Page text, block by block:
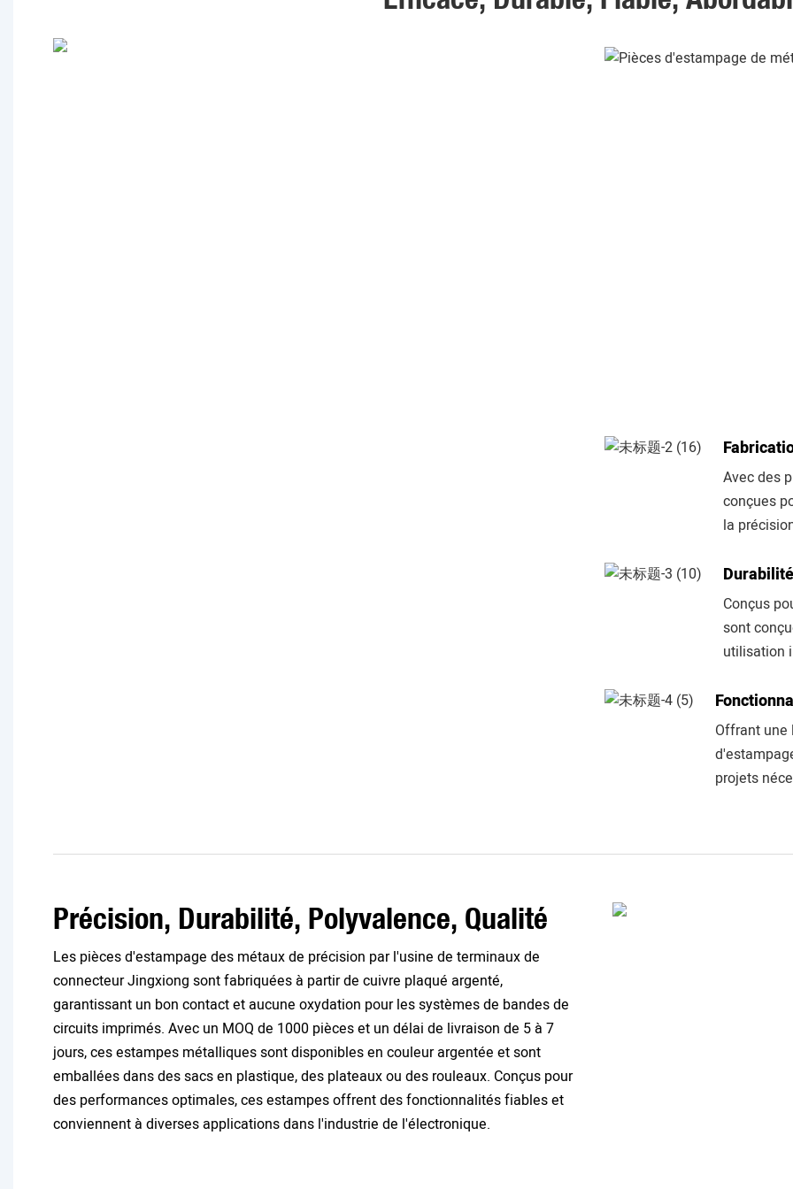
Avec des
conçues
la
Conçus
sont
utilisation
Offrant une
projets
Précision, Durabilité, Polyvalence, Qualité
Les pièces d'estampage des métaux de précision par l'usine de terminaux de
connecteur Jingxiong sont fabriquées à partir de cuivre plaqué argenté,
garantissant un bon contact et aucune oxydation pour les systèmes de bandes de
circuits imprimés. Avec un MOQ de 1000 pièces et un délai de livraison de 5 à 7
jours, ces estampes métalliques sont disponibles en couleur argentée et sont
emballées dans des sacs en plastique, des plateaux ou des rouleaux. Conçus pour
des performances optimales, ces estampes offrent des fonctionnalités fiables et
conviennent à diverses applications dans l'industrie de l'électronique.